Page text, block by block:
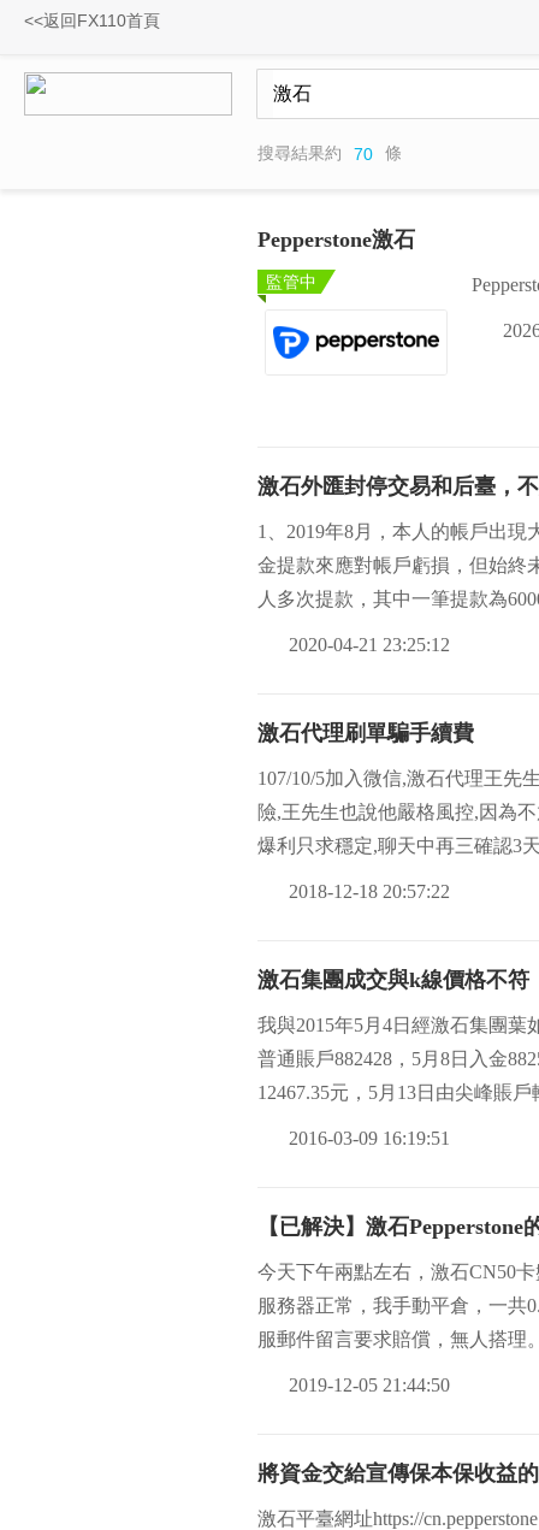
<<返回FX110首頁
搜尋結果約 70 條
Pepperstone激石
監管中
激石外匯封停交易和后臺，
1、2019年8月，本人的帳戶出
金提款來應對帳戶虧損，但始終
人多次提款，其中一筆提款為
2020-04-21 23:25:12
激石代理刷單騙手續費
107/10/5加入微信,激石代理王先
險,王先生也說他嚴格風控,因為
爆利只求穩定,聊天中再三確認3
2018-12-18 20:57:22
激石集團成交與k線價格不符
我與2015年5月4日經激石集團葉
普通賬戶882428，5月8日入金
12467.35元，5月13日由尖峰賬
2016-03-09 16:19:51
【已解決】激石
今天下午兩點左右，激石CN50
服務器正常，我手動平倉，一共
服郵件留言要求賠償，無人搭理
2019-12-05 21:44:50
將資金交給宣傳保本保收益
激石平臺網址https://